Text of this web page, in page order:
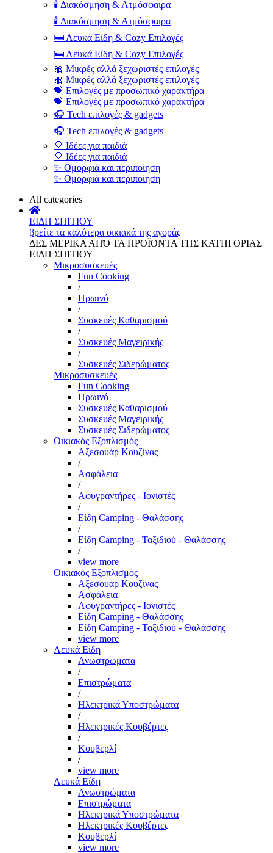
🕯️ Διακόσμηση & Ατμόσφαιρα
🕯️ Διακόσμηση & Ατμόσφαιρα
🛏️ Λευκά Είδη & Cozy Επιλογές
🛏️ Λευκά Είδη & Cozy Επιλογές
🎀 Μικρές αλλά ξεχωριστές επιλογές
🎀 Μικρές αλλά ξεχωριστές επιλογές
💝 Επιλογές με προσωπικό χαρακτήρα
💝 Επιλογές με προσωπικό χαρακτήρα
🎧 Tech επιλογές & gadgets
🎧 Tech επιλογές & gadgets
🎈 Ιδέες για παιδιά
🎈 Ιδέες για παιδιά
✨ Ομορφιά και περιποίηση
✨ Ομορφιά και περιποίηση
All categories
ΕΙΔΗ ΣΠΙΤΙΟΥ
βρείτε τα καλύτερα οικιακά της αγοράς
ΔΕΣ ΜΕΡΙΚΑ ΑΠΌ ΤΑ ΠΡΟΪΌΝΤΑ ΤΗΣ ΚΑΤΗΓΟΡΙΑΣ
ΕΙΔΗ ΣΠΙΤΙΟΥ
Μικροσυσκευές
Fun Cooking
/
Πρωινό
/
Συσκευές Καθαρισμού
/
Συσκευές Μαγειρικής
/
Συσκευές Σιδερώματος
Μικροσυσκευές
Fun Cooking
Πρωινό
Συσκευές Καθαρισμού
Συσκευές Μαγειρικής
Συσκευές Σιδερώματος
Οικιακός Εξοπλισμός
Αξεσουάρ Κουζίνας
/
Ασφάλεια
/
Αφυγραντήρες - Ιονιστές
/
Είδη Camping - Θαλάσσης
/
Είδη Camping - Ταξιδιού - Θαλάσσης
/
view more
Οικιακός Εξοπλισμός
Αξεσουάρ Κουζίνας
Ασφάλεια
Αφυγραντήρες - Ιονιστές
Είδη Camping - Θαλάσσης
Είδη Camping - Ταξιδιού - Θαλάσσης
view more
Λευκά Είδη
Ανωστρώματα
/
Επιστρώματα
/
Ηλεκτρικά Υποστρώματα
/
Ηλεκτρικές Κουβέρτες
/
Κουβερλί
/
view more
Λευκά Είδη
Ανωστρώματα
Επιστρώματα
Ηλεκτρικά Υποστρώματα
Ηλεκτρικές Κουβέρτες
Κουβερλί
view more